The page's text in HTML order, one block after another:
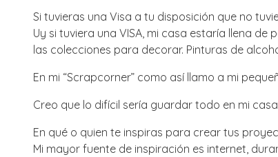
Si tuvieras una Visa a tu disposición que no
Uy si tuviera una VISA, mi casa estaría llena
las colecciones para decorar. Pinturas de
En mi “Scrapcorner” como así llamo a mi
Creo que lo difícil sería guardar todo en mi
En qué o quien te inspiras para crear tus
Mi mayor fuente de inspiración es internet,